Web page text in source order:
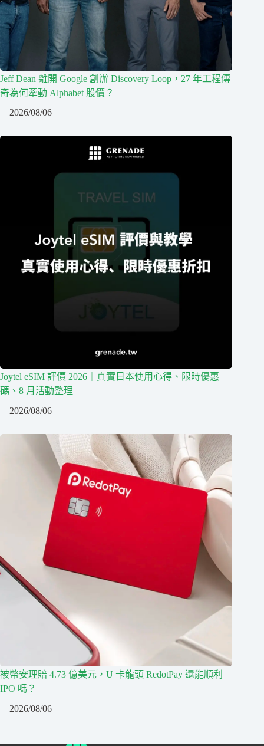
Jeff Dean 離開 Google 創辦 Discovery Loop，27 年工程傳
奇為何牽動 Alphabet 股價？
2026/08/06
Joytel eSIM 評價 2026｜真實日本使用心得、限時優惠
碼、8 月活動整理
2026/08/06
被幣安理賠 4.73 億美元，U 卡龍頭 RedotPay 還能順利
IPO 嗎？
2026/08/06